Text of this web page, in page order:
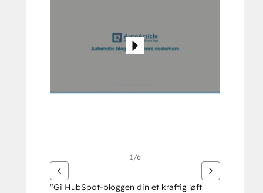
1/6
"Gi HubSpot-bloggen din et kraftig løft